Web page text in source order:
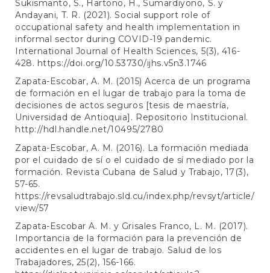
Sukismanto, S., Hartono, H., Sumardiyono, S. y
Andayani, T. R. (2021). Social support role of
occupational safety and health implementation in
informal sector during COVID-19 pandemic.
International Journal of Health Sciences, 5(3), 416-
428. https://doi.org/10.53730/ijhs.v5n3.1746
Zapata-Escobar, A. M. (2015) Acerca de un programa
de formación en el lugar de trabajo para la toma de
decisiones de actos seguros [tesis de maestría,
Universidad de Antioquia]. Repositorio Institucional.
http://hdl.handle.net/10495/2780
Zapata-Escobar, A. M. (2016). La formación mediada
por el cuidado de sí o el cuidado de sí mediado por la
formación. Revista Cubana de Salud y Trabajo, 17(3),
57-65.
https://revsaludtrabajo.sld.cu/index.php/revsyt/article/
view/57
Zapata-Escobar A. M. y Grisales Franco, L. M. (2017).
Importancia de la formación para la prevención de
accidentes en el lugar de trabajo. Salud de los
Trabajadores, 25(2), 156-166.